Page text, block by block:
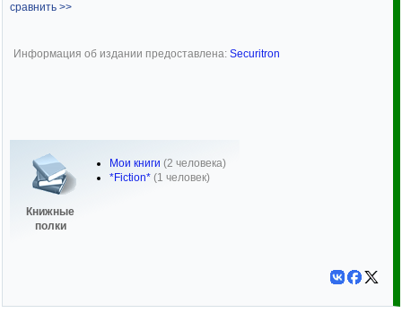
сравнить >>
Информация об издании предоставлена: Securitron
Книжные
полки
Мои книги (2 человека)
*Fiction* (1 человек)